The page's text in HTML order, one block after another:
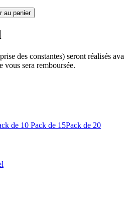
au panier
des constantes) seront réalisés
vous sera remboursée.
de 10 Pack de 15Pack de 20